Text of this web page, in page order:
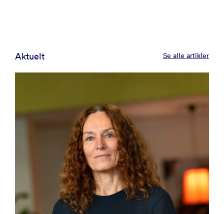
Aktuelt Se alle artikler